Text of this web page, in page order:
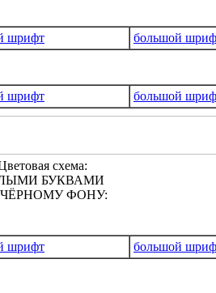
шрифт большой
шрифт большой
схема:
БУКВАМИ
ФОНУ:
шрифт большой